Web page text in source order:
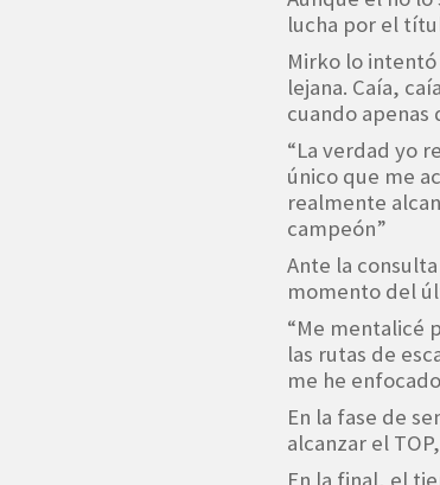
lucha por el
Mirko lo intentó
lejana. Caía,
cuando apenas
“La verdad yo
único que me
realmente
campeón”
Ante la
momento del
“Me mentalicé
las rutas de
me he
En la fase de
alcanzar el